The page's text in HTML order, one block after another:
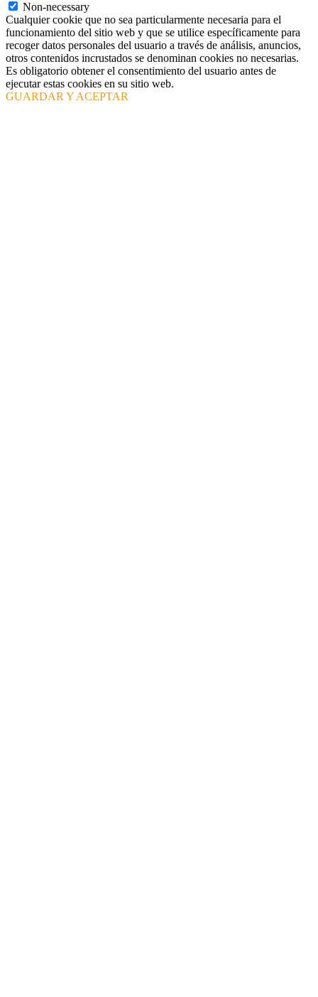
Non-necessary
Cualquier cookie que no sea particularmente necesaria para el
funcionamiento del sitio web y que se utilice específicamente para
recoger datos personales del usuario a través de análisis, anuncios,
otros contenidos incrustados se denominan cookies no necesarias.
Es obligatorio obtener el consentimiento del usuario antes de
ejecutar estas cookies en su sitio web.
GUARDAR Y ACEPTAR